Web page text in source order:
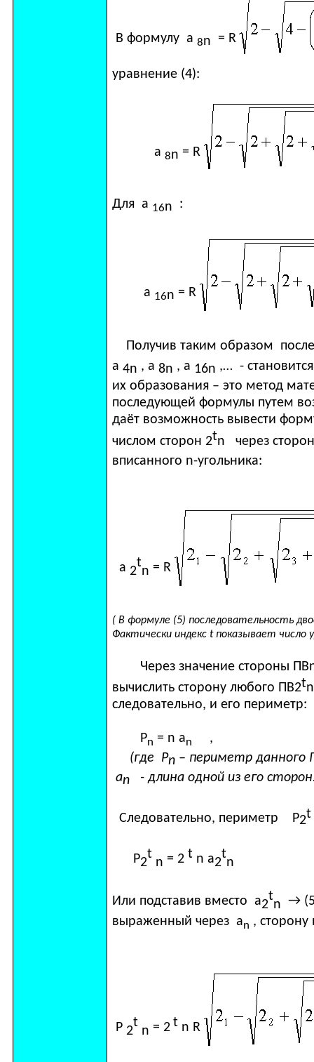
В формулу а 8n = R
уравнение (4):
а 8n = R
Для а 16n :
а 16n = R
Получив таким образом
a 4n ,a 8n ,a 16n ,… -
их образования – это метод
последующей формулы путем
даёт возможность вывести
числом сторон 2tn через
вписанного n-угольника:
a 2
t
n = R
( В формуле (5) последовательность
Фактически индексtпоказывает число
Через значение стороны ПВ
вычислить сторону любого ПВ2tn
следовательно, и его периметр:
Pn = n an
,
(где Рn – периметр данного
аn - длина одной из его
Следовательно, периметр P2t
P2
t
n = 2 t n a2
t
n
Или подставив вместоa2
t
n →
выраженный черезan , сторону
P 2
t
n = 2 t n R